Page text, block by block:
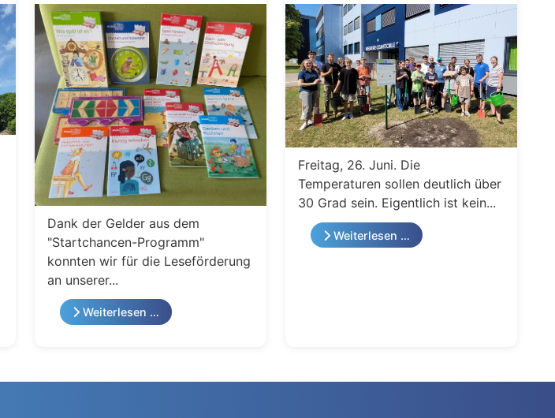
Dank der Gelder aus dem
"Startchancen-Programm"
konnten wir für die Leseförderung
an unserer...
Weiterlesen …
Freitag, 26. Juni. Die
Temperaturen sollen deutlich über
30 Grad sein. Eigentlich ist kein...
Weiterlesen …